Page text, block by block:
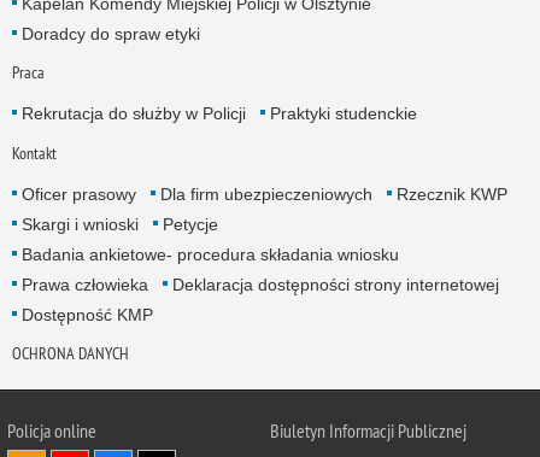
Doradcy do spraw etyki
Praca
Rekrutacja do służby w Policji Praktyki studenckie
Kontakt
Oficer prasowy Dla firm ubezpieczeniowych
Rzecznik KWP
Skargi i wnioski
Petycje
Badania ankietowe- procedura składania wniosku
Prawa człowieka
Deklaracja dostępności strony internetowej
Dostępność KMP
OCHRONA DANYCH
Policja online Biuletyn Informacji Publicznej